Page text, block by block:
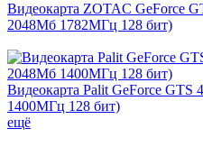
Видеокарта ZOTAC GeForce
2048Мб 1782МГц 128 бит)
Видеокарта Palit GeForce
1400МГц 128 бит)
ещё